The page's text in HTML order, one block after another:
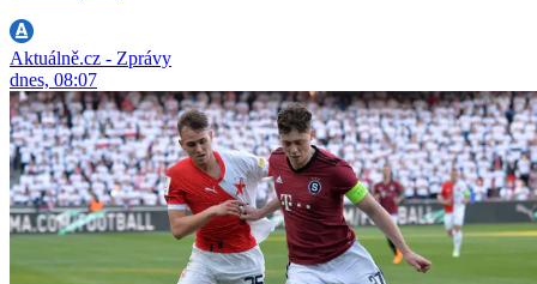
Aktuálně.cz - Zprávy
dnes, 08:07